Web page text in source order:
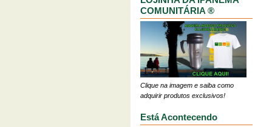
COMUNITÁRIA ®
Clique na imagem e saiba como
adquirir produtos exclusivos!
Está Acontecendo